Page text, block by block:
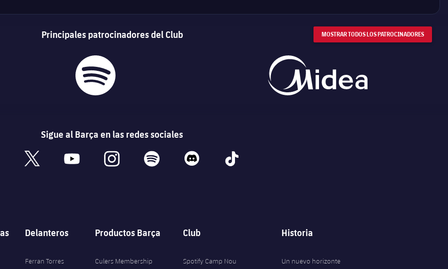
Principales patrocinadores del Club MOSTRAR TODOS LOS PATROCINADORES
Sigue al Barça en las redes sociales
x youtube instagram spotify discord tiktok
Delanteros
Ferran Torres
Productos Barça
Culers Membership
Club
Spotify Camp Nou
Historia
Un nuevo horizonte